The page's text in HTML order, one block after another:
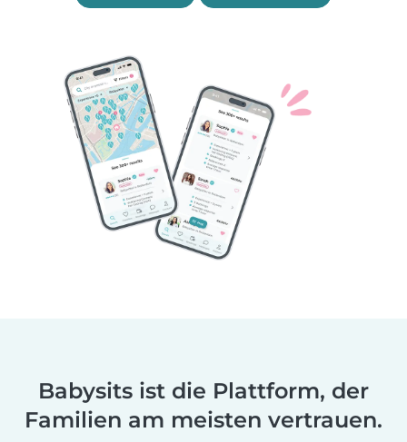
Babysits ist die Plattform, der
Familien am meisten vertrauen.